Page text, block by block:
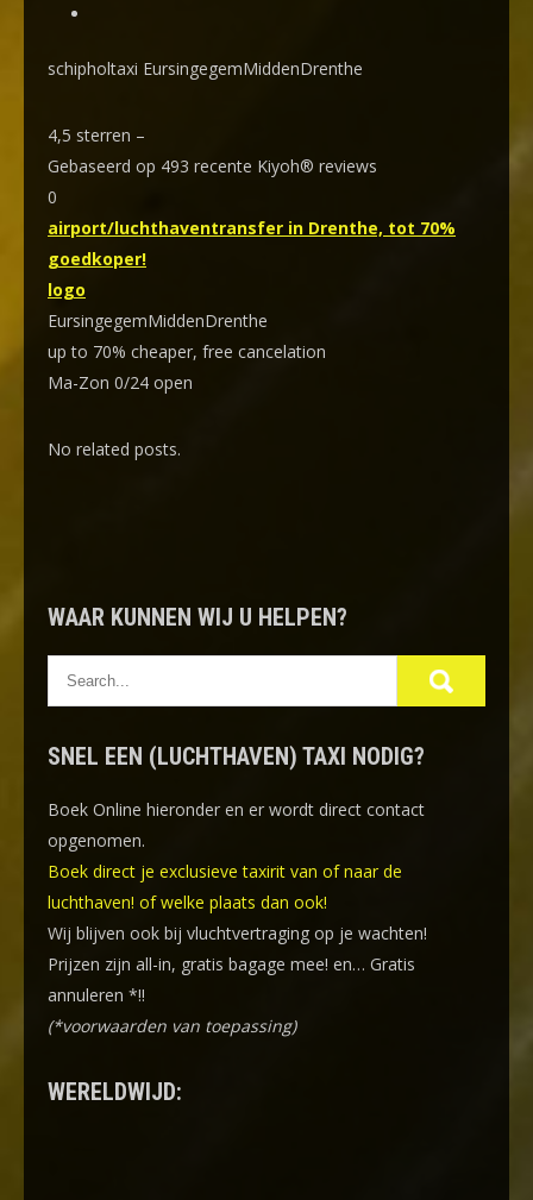
schipholtaxi EursingegemMiddenDrenthe
4,5 sterren –
Gebaseerd op 493 recente Kiyoh® reviews
0
airport/luchthaventransfer in Drenthe, tot 70%
goedkoper!
logo
EursingegemMiddenDrenthe
up to 70% cheaper, free cancelation
Ma-Zon 0/24 open
No related posts.
WAAR KUNNEN WIJ U HELPEN?
SNEL EEN (LUCHTHAVEN) TAXI NODIG?
Boek Online hieronder en er wordt direct contact
opgenomen.
Boek direct je exclusieve taxirit van of naar de
luchthaven! of welke plaats dan ook!
Wij blijven ook bij vluchtvertraging op je wachten!
Prijzen zijn all-in, gratis bagage mee! en… Gratis
annuleren *!!
(*voorwaarden van toepassing)
WERELDWIJD: